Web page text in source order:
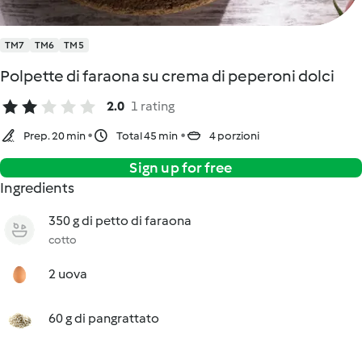
TM7 TM6 TM5
Polpette di faraona su crema di peperoni dolci
2.0 1 rating
Prep. 20 min Total 45 min 4 porzioni
Sign up for free
Ingredients
350 g di petto di faraona
cotto
2 uova
60 g di pangrattato